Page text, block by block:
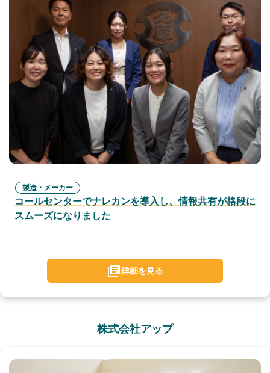
製造・メーカー
コールセンターでナレカンを導入し、情報共有が格段に
スムーズになりました
詳細を見る
株式会社アップ